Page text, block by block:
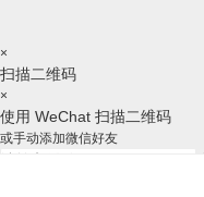
×
扫描二维码
×
使用 WeChat 扫描二维码
或手动添加微信好友